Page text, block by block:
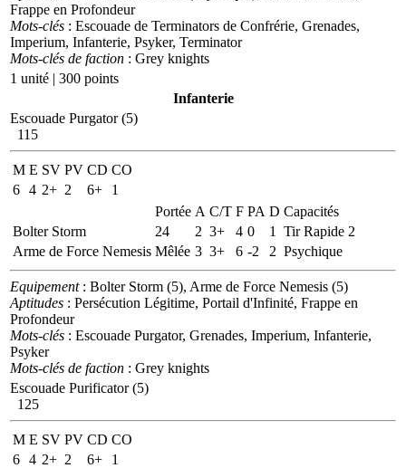
Frappe en Profondeur
Mots-clés : Escouade de Terminators de Confrérie, Grenades,
Imperium, Infanterie, Psyker, Terminator
Mots-clés de faction : Grey knights
1 unité | 300 points
Infanterie
Escouade Purgator (5)
115
M E SV PV CD CO
6 4 2+ 2 6+
1
Portée A C/T F PA D Capacités
Bolter Storm
24 2 3+ 4 0 1
Tir Rapide 2
Arme de Force Nemesis Mêlée 3 3+ 6 -2 2 Psychique
Equipement: Bolter Storm (5), Arme de Force Nemesis (5)
Aptitudes : Persécution Légitime, Portail d'Infinité, Frappe en
Profondeur
Mots-clés : Escouade Purgator, Grenades, Imperium, Infanterie,
Psyker
Mots-clés de faction : Grey knights
Escouade Purificator (5)
125
M E SV PV CD CO
6 4 2+ 2 6+
1